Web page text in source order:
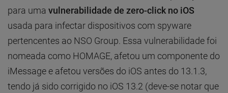
para uma vulnerabilidade de zero-click no iOS
usada para infectar dispositivos com spyware
pertencentes ao NSO Group. Essa vulnerabilidade foi
nomeada como HOMAGE, afetou um componente do
iMessage e afetou versões do iOS antes do 13.1.3,
tendo já sido corrigido no iOS 13.2 (deve-se notar que